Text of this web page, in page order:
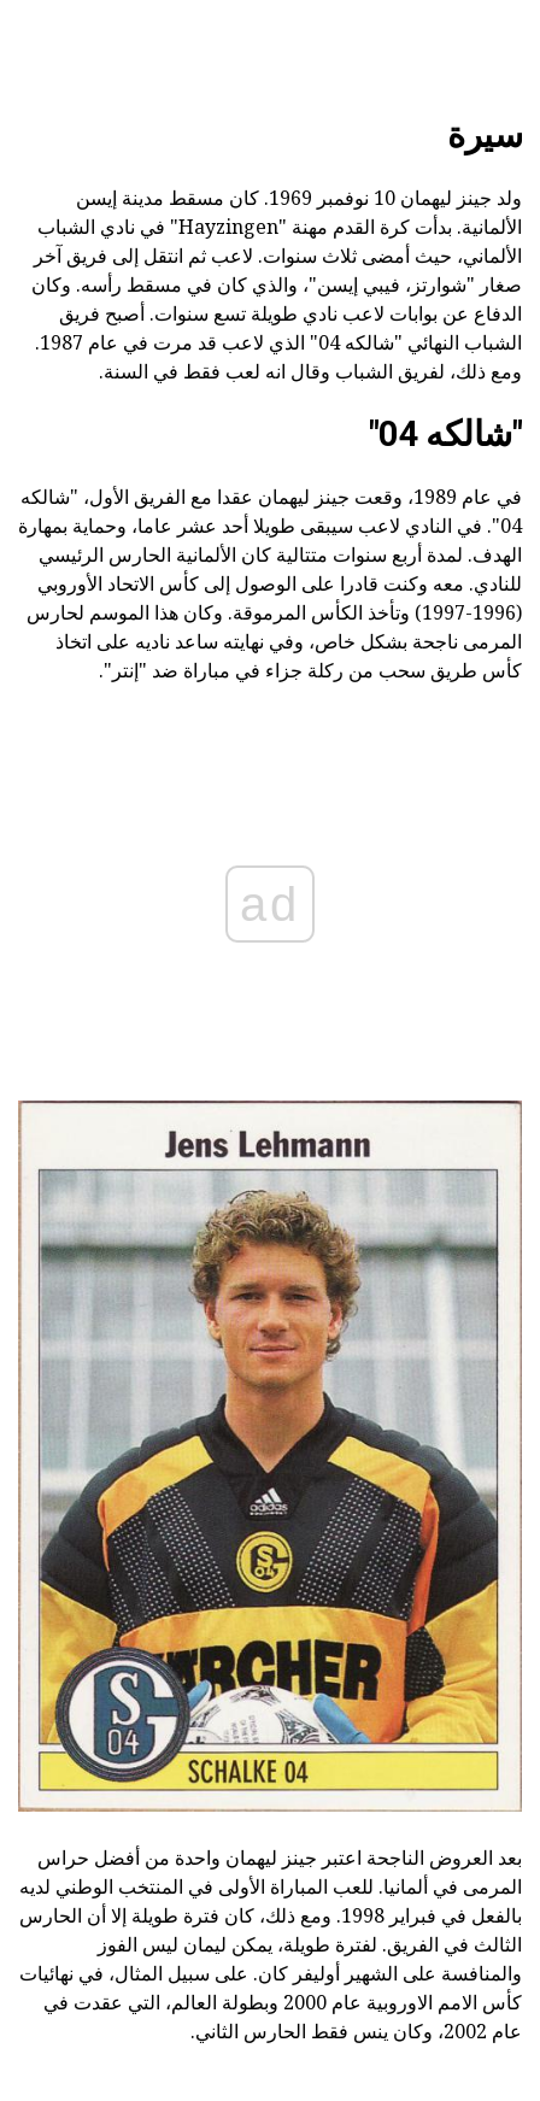
سيرة
ولد جينز ليهمان 10 نوفمبر 1969. كان مسقط مدينة إيسن
الألمانية. بدأت كرة القدم مهنة "Hayzingen" في نادي الشباب
الألماني، حيث أمضى ثلاث سنوات. لاعب ثم انتقل إلى فريق آخر
صغار "شوارتز، فيبي إيسن"، والذي كان في مسقط رأسه. وكان
الدفاع عن بوابات لاعب نادي طويلة تسع سنوات. أصبح فريق
الشباب النهائي "شالكه 04" الذي لاعب قد مرت في عام 1987.
ومع ذلك، لفريق الشباب وقال انه لعب فقط في السنة.
"شالكه 04"
في عام 1989، وقعت جينز ليهمان عقدا مع الفريق الأول، "شالكه
04". في النادي لاعب سيبقى طويلا أحد عشر عاما، وحماية بمهارة
الهدف. لمدة أربع سنوات متتالية كان الألمانية الحارس الرئيسي
للنادي. معه وكنت قادرا على الوصول إلى كأس الاتحاد الأوروبي
(1996-1997) وتأخذ الكأس المرموقة. وكان هذا الموسم لحارس
المرمى ناجحة بشكل خاص، وفي نهايته ساعد ناديه على اتخاذ
كأس طريق سحب من ركلة جزاء في مباراة ضد "إنتر".
ad
بعد العروض الناجحة اعتبر جينز ليهمان واحدة من أفضل حراس
المرمى في ألمانيا. للعب المباراة الأولى في المنتخب الوطني لديه
بالفعل في فبراير 1998. ومع ذلك، كان فترة طويلة إلا أن الحارس
الثالث في الفريق. لفترة طويلة، يمكن ليمان ليس الفوز
والمنافسة على الشهير أوليفر كان. على سبيل المثال، في نهائيات
كأس الامم الاوروبية عام 2000 وبطولة العالم، التي عقدت في
عام 2002، وكان ينس فقط الحارس الثاني.